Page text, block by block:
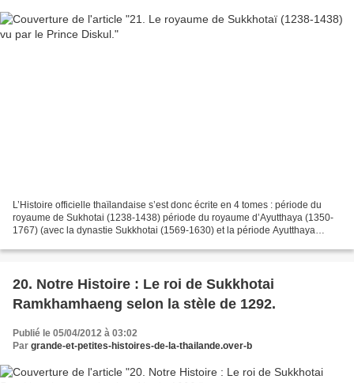
L’Histoire officielle thaïlandaise s’est donc écrite en 4 tomes : période du
royaume de Sukhotai (1238-1438) période du royaume d’Ayutthaya (1350-
1767) (avec la dynastie Sukkhotai (1569-1630) et la période Ayutthaya
20. Notre Histoire : Le roi de Sukkhotai
Ramkhamhaeng selon la stèle de 1292.
Publié le 05/04/2012 à 03:02
Par grande-et-petites-histoires-de-la-thailande.over-b